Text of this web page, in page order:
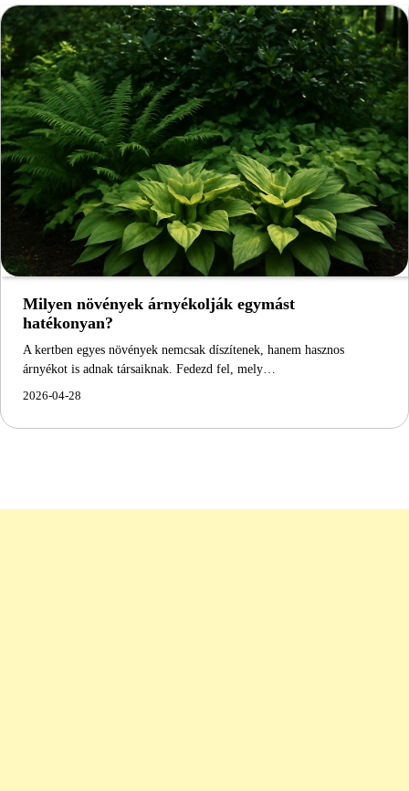
Milyen növények árnyékolják egymást
hatékonyan?
A kertben egyes növények nemcsak díszítenek, hanem hasznos
árnyékot is adnak társaiknak. Fedezd fel, mely…
2026-04-28